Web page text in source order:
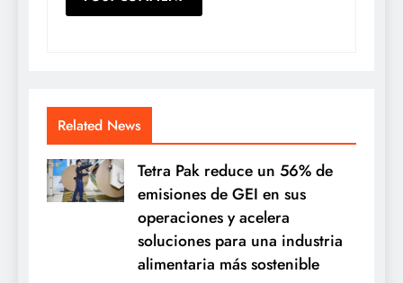
Related News
Tetra Pak reduce un 56% de
emisiones de GEI en sus
operaciones y acelera
soluciones para una industria
alimentaria más sostenible